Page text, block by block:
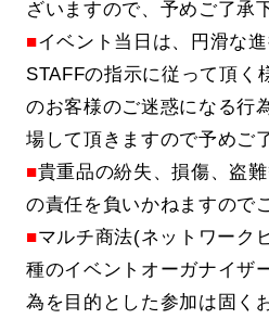
ざいますので、予めご了承
■イベント当日は、円滑な進
STAFFの指示に従って頂く
のお客様のご迷惑になる行
場して頂きますので予めご
■貴重品の紛失、損傷、盗
の責任を負いかねますので
■マルチ商法(ネットワーク
種のイベントオーガナイザ
為を目的とした参加は固く